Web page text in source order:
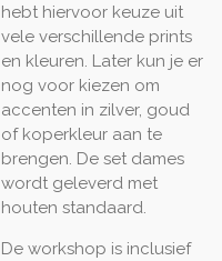
hebt hiervoor keuze uit
vele verschillende prints
en kleuren. Later kun je er
nog voor kiezen om
accenten in zilver, goud
of koperkleur aan te
brengen. De set dames
wordt geleverd met
houten standaard.
De workshop is inclusief